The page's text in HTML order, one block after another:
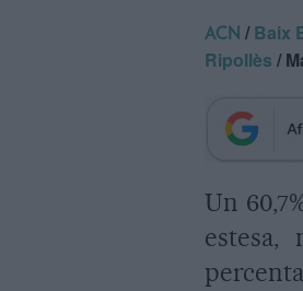
ACN /Baix
Ripollès /
Un